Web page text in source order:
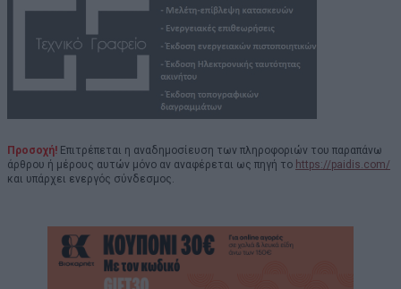
Προσοχή! Επιτρέπεται η αναδημοσίευση των πληροφοριών του παραπάνω
άρθρου ή μέρους αυτών μόνο αν αναφέρεται ως πηγή το https://paidis.com/
και υπάρχει ενεργός σύνδεσμος.